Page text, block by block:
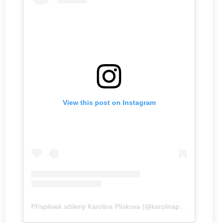
View this post on Instagram